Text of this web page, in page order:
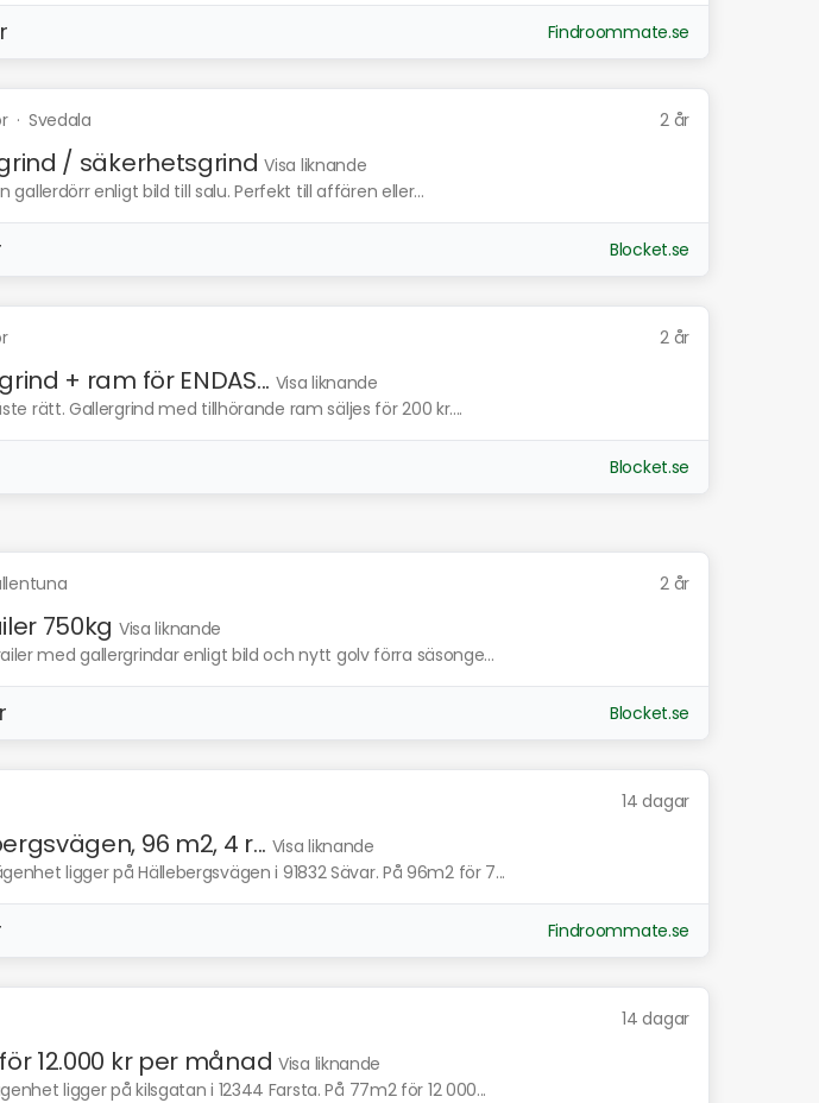
Findroommate.se
· Svedala 2 år
/ säkerhetsgrind Visa liknande
gallerdörr enligt bild till salu. Perfekt till affären eller...
Blocket.se
2 år
+ ram för ENDAS... Visa liknande
rätt. Gallergrind med tillhörande ram säljes för 200 kr....
Blocket.se
2 år
750kg Visa liknande
med gallergrindar enligt bild och nytt golv förra säsonge...
Blocket.se
14 dagar
96 m2, 4 r... Visa liknande
ligger på Hällebergsvägen i 91832 Sävar. På 96m2 för 7...
Findroommate.se
14 dagar
12.000 kr per månad Visa liknande
ligger på kilsgatan i 12344 Farsta. På 77m2 för 12 000...